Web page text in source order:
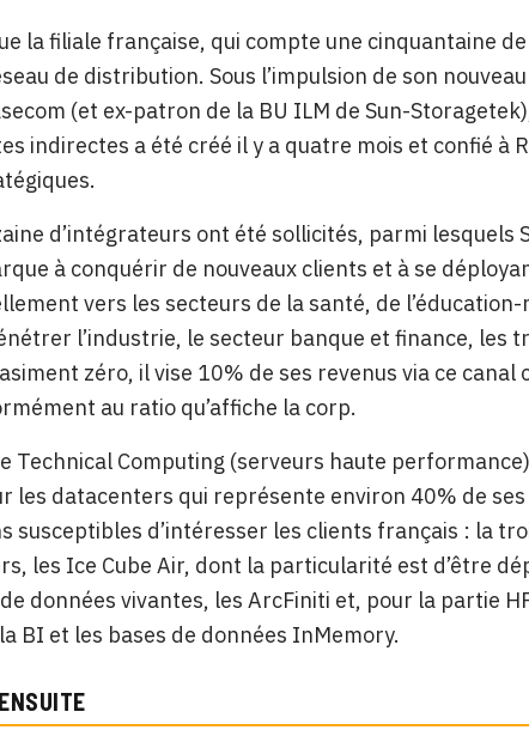
la filiale française, qui compte une cinquantaine
de distribution. Sous l’impulsion de son
(et ex-patron de la BU ILM de Sun-
indirectes a été créé il y a quatre mois et confié à
d’intégrateurs ont été sollicités, parmi lesquels
à conquérir de nouveaux clients et à se
vers les secteurs de la santé, de
l’industrie, le secteur banque et finance, les
zéro, il vise 10% de ses revenus via ce canal
au ratio qu’affiche la corp.
Technical Computing (serveurs haute
les datacenters qui représente environ 40% de
susceptibles d’intéresser les clients français : la
les Ice Cube Air, dont la particularité est d’être
données vivantes, les ArcFiniti et, pour la partie
BI et les bases de données InMemory.